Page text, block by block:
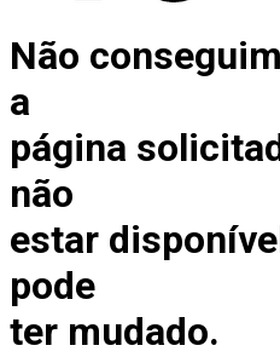
Não
a
página
não
estar
pode
ter mudado.